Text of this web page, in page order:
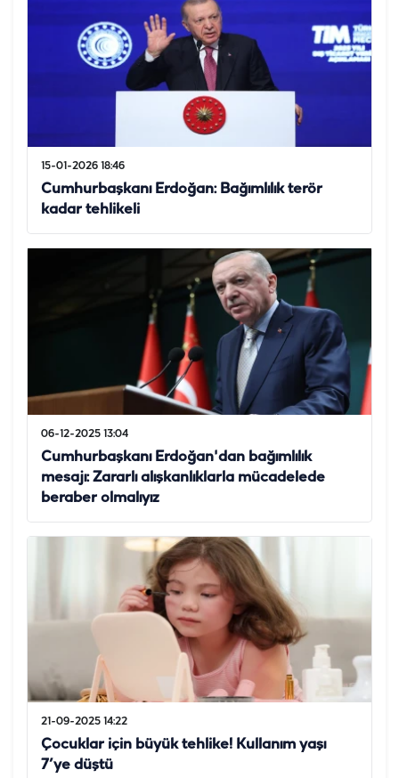
15-01-2026 18:46
Cumhurbaşkanı Erdoğan: Bağımlılık terör
kadar tehlikeli
06-12-2025 13:04
Cumhurbaşkanı Erdoğan'dan bağımlılık
mesajı: Zararlı alışkanlıklarla mücadelede
beraber olmalıyız
21-09-2025 14:22
Çocuklar için büyük tehlike! Kullanım yaşı
7’ye düştü